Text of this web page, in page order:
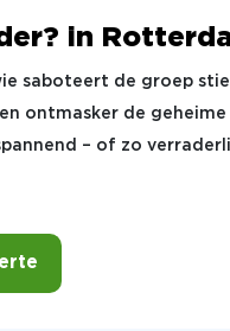
in
saboteert de groep
ontmasker de geheime
– of zo